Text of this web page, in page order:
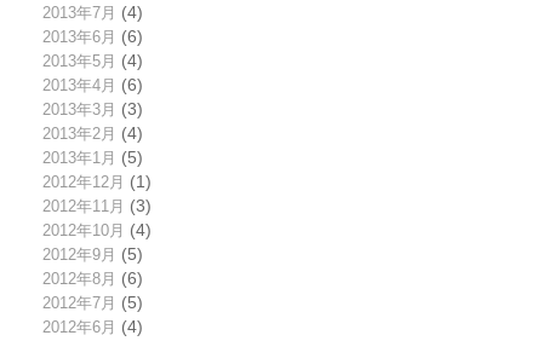
2013年7月 (4)
2013年6月 (6)
2013年5月 (4)
2013年4月 (6)
2013年3月 (3)
2013年2月 (4)
2013年1月 (5)
2012年12月 (1)
2012年11月 (3)
2012年10月 (4)
2012年9月 (5)
2012年8月 (6)
2012年7月 (5)
2012年6月 (4)